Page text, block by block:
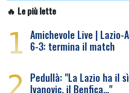
🔥 Le più lette
1 Amichevole Live | Lazio-
6-3: termina il match
2 Pedullà: "La Lazio ha il
Ivanovic, il Benfica…"